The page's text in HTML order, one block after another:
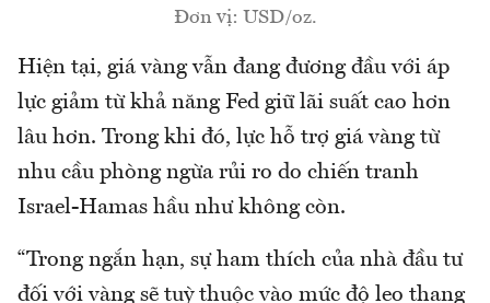
Đơn vị: USD/oz.
Hiện tại, giá vàng vẫn đang đương đầu với áp
lực giảm từ khả năng Fed giữ lãi suất cao hơn
lâu hơn. Trong khi đó, lực hỗ trợ giá vàng từ
nhu cầu phòng ngừa rủi ro do chiến tranh
Israel-Hamas hầu như không còn.
“Trong ngắn hạn, sự ham thích của nhà đầu tư
đối với vàng sẽ tuỳ thuộc vào mức độ leo thang